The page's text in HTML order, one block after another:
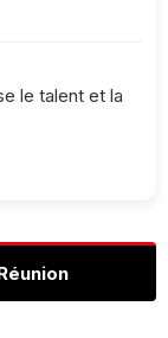
le talent et la